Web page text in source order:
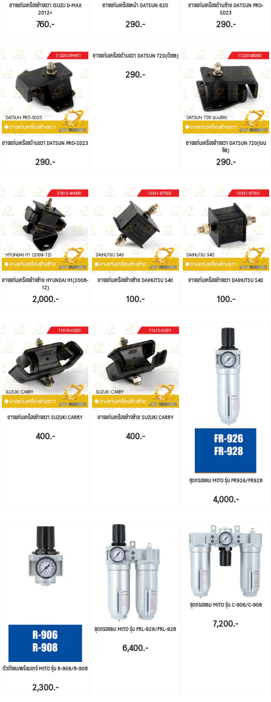
ยางแท่นเครื่องข้างขวา ISUZU D-MAX
2012+
760.-
ยางแท่นเครื่องหน้า DATSUN 620
290.-
ยางแท่นเครื่องด้านซ้าย DATSUN PRO-
SD23
290.-
ยางแท่นเครื่องด้านขวา DATSUN PRO-SD23
290.-
ยางแท่นเครื่องด้านขวา DATSUN 720(ดีเซล)
290.-
ยางแท่นเครื่องข้างขวา DATSUN 720(เบน
ซิล)
290.-
ยางแท่นเครื่องข้างซ้าย HYUNDAI H1(2008-
12)
2,000.-
ยางแท่นเครื่องข้างซ้าย DAIHUTSU S40
100.-
ยางแท่นเครื่องข้างขวา DAIHUTSU S40
100.-
ยางแท่นเครื่องข้างขวา SUZUKI CARRY
400.-
ยางแท่นเครื่องข้างซ้าย SUZUKI CARRY
400.-
ชุดกรองลม MITO รุ่น FR926/FR928
4,000.-
ตัวตั้งลมพร้อมเกจ์ MITO รุ่น R-906/R-908
2,300.-
ชุดกรองลม MITO รุ่น FRL-926/FRL-928
6,400.-
ชุดกรองลม MITO รุ่น C-906/C-908
7,200.-